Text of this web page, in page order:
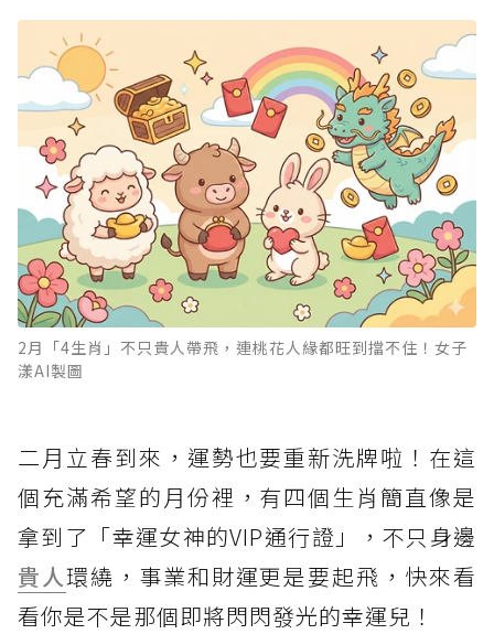
2月「4生肖」不只貴人帶飛，連桃花人緣都旺到擋不住！女子
漾AI製圖
二月立春到來，運勢也要重新洗牌啦！在這
個充滿希望的月份裡，有四個生肖簡直像是
拿到了「幸運女神的VIP通行證」，不只身邊
貴人環繞，事業和財運更是要起飛，快來看
看你是不是那個即將閃閃發光的幸運兒！